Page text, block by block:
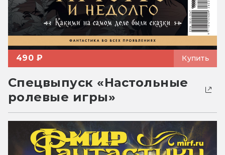
490 ₽ Купить
Спецвыпуск «Настольные
ролевые игры»